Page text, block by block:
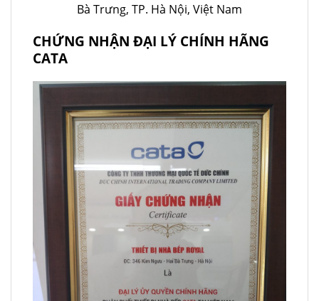
Bà Trưng, TP. Hà Nội, Việt Nam
CHỨNG NHẬN ĐẠI LÝ CHÍNH HÃNG
CATA